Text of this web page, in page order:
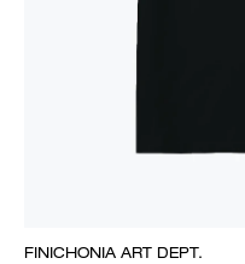
FINICHONIA ART DEPT.